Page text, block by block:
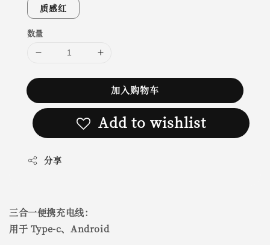
质感红
数量
加入购物车
Add to wishlist
分享
三合一便携充电线：
用于 Type-c、Android